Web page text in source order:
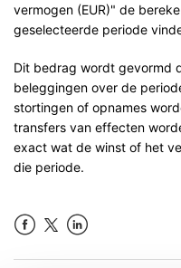
vermogen (EUR)" de
geselecteerde periode
Dit bedrag wordt gevormd
beleggingen over de
stortingen of opnames
transfers van effecten
exact wat de winst of het
die periode.